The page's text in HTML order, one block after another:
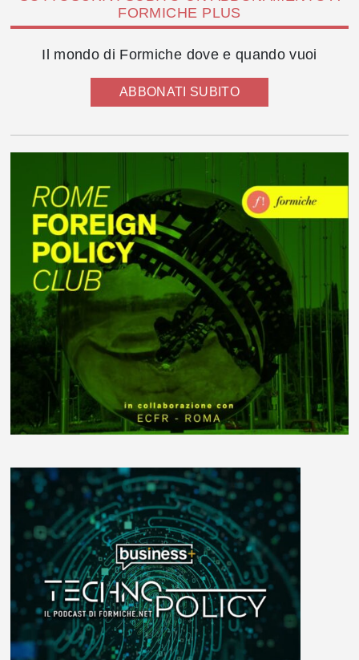
FORMICHE PLUS
Il mondo di Formiche dove e quando vuoi
ABBONATI SUBITO